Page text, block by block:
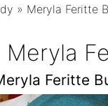
» Meryla Feritte
Meryla
Feritte